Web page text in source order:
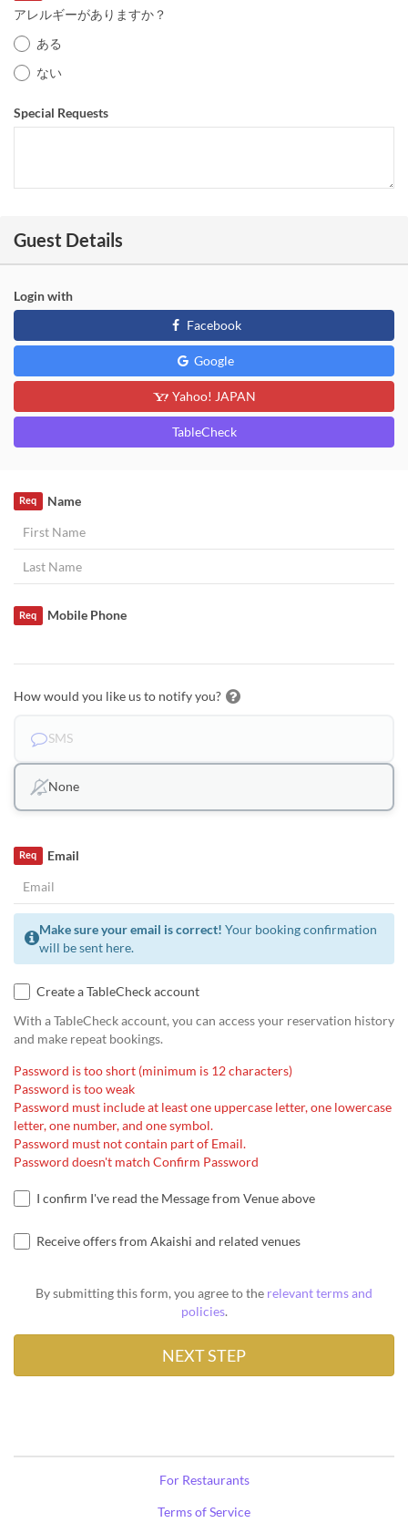
アレルギーがありますか？
ある
ない
Special Requests
Guest Details
Login with
Facebook
Google
Yahoo! JAPAN
TableCheck
Name
Req
Mobile Phone
Req
How would you like us to notify you?
SMS
None
Email
Req
Make sure your email is correct! Your booking confirmation
will be sent here.
Create a TableCheck account
With a TableCheck account, you can access your reservation history
and make repeat bookings.
Password is too short (minimum is 12 characters)
Password is too weak
Password must include at least one uppercase letter, one lowercase
letter, one number, and one symbol.
Password must not contain part of Email.
Password doesn't match Confirm Password
I confirm I've read the Message from Venue above
Receive offers from Akaishi and related venues
By submitting this form, you agree to the relevant terms and
policies.
For Restaurants
Terms of Service